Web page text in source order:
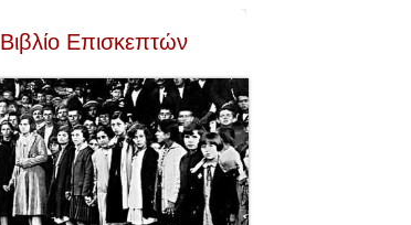
Βιβλίο Επισκεπτών